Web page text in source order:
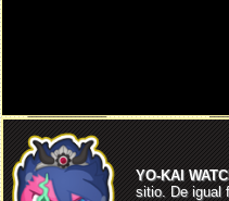
YO-KAI
sitio. De igual